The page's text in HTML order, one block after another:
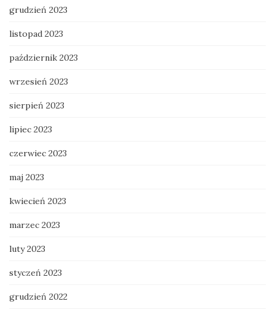
grudzień 2023
listopad 2023
październik 2023
wrzesień 2023
sierpień 2023
lipiec 2023
czerwiec 2023
maj 2023
kwiecień 2023
marzec 2023
luty 2023
styczeń 2023
grudzień 2022